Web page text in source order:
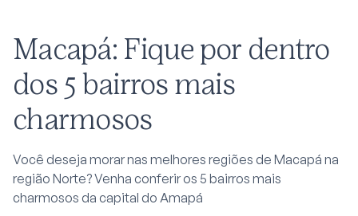
Macapá: Fique por dentro
dos 5 bairros mais
charmosos
Você deseja morar nas melhores regiões de Macapá na
região Norte? Venha conferir os 5 bairros mais
charmosos da capital do Amapá